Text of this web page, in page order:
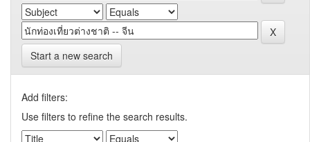
Start a new search
Add filters:
Use filters to refine the search results.